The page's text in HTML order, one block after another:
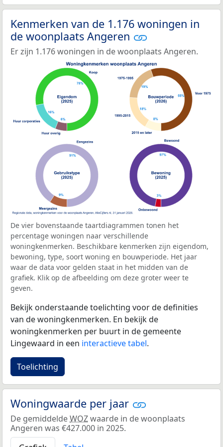
Kenmerken van de 1.176 woningen in
de woonplaats Angeren
Er zijn 1.176 woningen in de woonplaats Angeren.
De vier bovenstaande taartdiagrammen tonen het
percentage woningen naar verschillende
woningkenmerken. Beschikbare kenmerken zijn eigendom,
bewoning, type, soort woning en bouwperiode. Het jaar
waar de data voor gelden staat in het midden van de
grafiek. Klik op de afbeelding om deze groter weer te
geven.
Bekijk onderstaande toelichting voor de definities
van de woningkenmerken. En bekijk de
woningkenmerken per buurt in de gemeente
Lingewaard in een interactieve tabel.
Toelichting
Woningwaarde per jaar
De gemiddeldeWOZwaarde in de woonplaats
Angeren was €427.000 in 2025.